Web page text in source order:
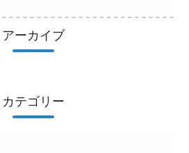
アーカイブ
カテゴリー